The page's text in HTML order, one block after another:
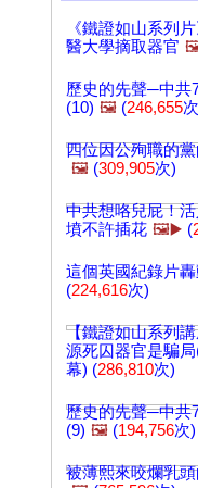
《鐵證如山系列
醫大學摘取器官
歷史的先聲─中共
(10) 🖼️ (246,655
四位因公殉職的
🖼️ (309,905次)
中共想咯兒屁！
墳不許插花 🖼️▶️ (
這個英國紀錄片
(224,616次)
【鐵證如山系列
源死囚器官是騙
幕) (286,810次)
歷史的先聲─中共
(9) 🖼️ (194,756次)
被薄熙來咬爛乳